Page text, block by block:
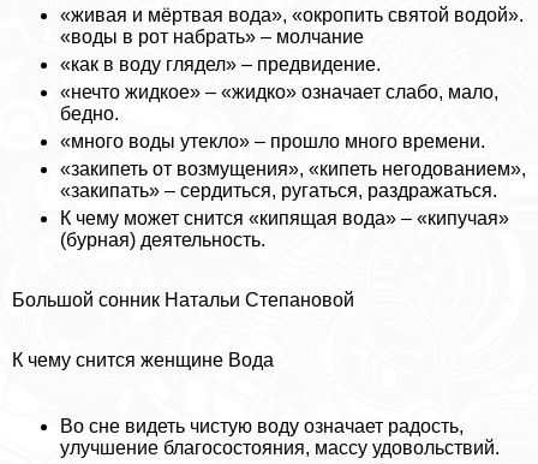
«живая и мёртвая вода», «окропить святой водой».
«воды в рот набрать» – молчание
«как в воду глядел» – предвидение.
«нечто жидкое» – «жидко» означает слабо, мало,
бедно.
«много воды утекло» – прошло много времени.
«закипеть от возмущения», «кипеть негодованием»,
«закипать» – сердиться, ругаться, раздражаться.
К чему может снится «кипящая вода» – «кипучая»
(бурная) деятельность.
Большой сонник Натальи Степановой
К чему снится женщине Вода
Во сне видеть чистую воду означает радость,
улучшение благосостояния, массу удовольствий.